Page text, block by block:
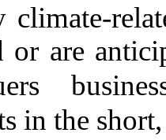
climate-
or are
in the